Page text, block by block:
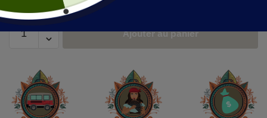
Ajouter au panier